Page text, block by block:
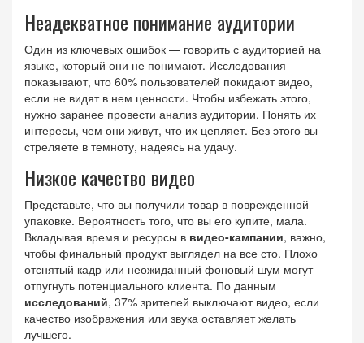
Неадекватное понимание аудитории
Один из ключевых ошибок — говорить с аудиторией на
языке, который они не понимают. Исследования
показывают, что 60% пользователей покидают видео,
если не видят в нем ценности. Чтобы избежать этого,
нужно заранее провести анализ аудитории. Понять их
интересы, чем они живут, что их цепляет. Без этого вы
стреляете в темноту, надеясь на удачу.
Низкое качество видео
Представьте, что вы получили товар в поврежденной
упаковке. Вероятность того, что вы его купите, мала.
Вкладывая время и ресурсы в видео-кампании, важно,
чтобы финальный продукт выглядел на все сто. Плохо
отснятый кадр или неожиданный фоновый шум могут
отпугнуть потенциального клиента. По данным
исследований, 37% зрителей выключают видео, если
качество изображения или звука оставляет желать
лучшего.